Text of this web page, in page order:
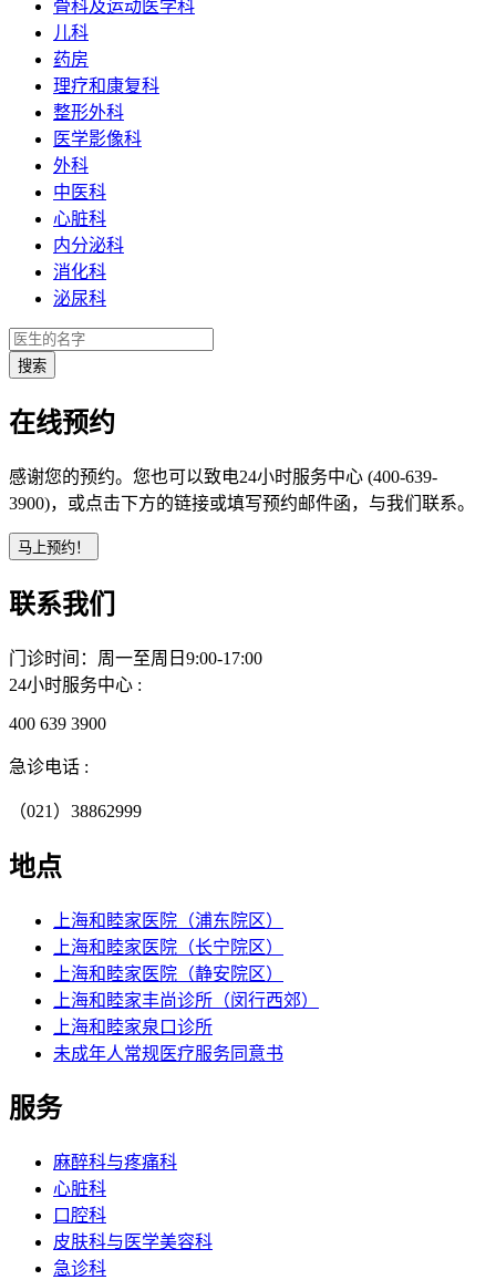
骨科及运动医学科
儿科
药房
理疗和康复科
整形外科
医学影像科
外科
中医科
心脏科
内分泌科
消化科
泌尿科
在线预约
感谢您的预约。您也可以致电24小时服务中心 (400-639-
3900)，或点击下方的链接或填写预约邮件函，与我们联系。
联系我们
门诊时间：周一至周日9:00-17:00
24小时服务中心 :
400 639 3900
急诊电话 :
（021）38862999
地点
上海和睦家医院（浦东院区）
上海和睦家医院（长宁院区）
上海和睦家医院（静安院区）
上海和睦家丰尚诊所（闵行西郊）
上海和睦家泉口诊所
未成年人常规医疗服务同意书
服务
麻醉科与疼痛科
心脏科
口腔科
皮肤科与医学美容科
急诊科